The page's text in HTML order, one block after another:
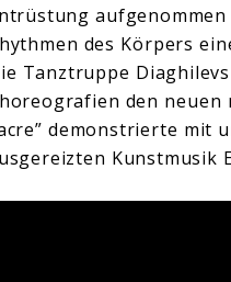
des Körpers
Tanztruppe
den neuen
demonstrierte mit
Kunstmusik